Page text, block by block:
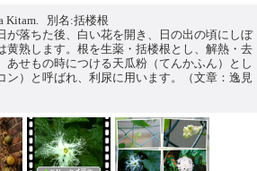
Kitam. 別名:括楼根
が落ちた後、白い花を開き、日の出の頃にしぼ
熟します。根を生薬・括楼根とし、解熱・去
せもの時につける天瓜粉（てんかふん）とし
ン）と呼ばれ、利尿に用います。（文章：逸見